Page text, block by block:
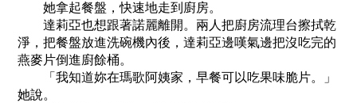
她拿起餐盤，快速地走到廚房。
達莉亞也想跟著諾麗離開。兩人把廚房流理台擦拭乾
淨，把餐盤放進洗碗機內後，達莉亞邊嘆氣邊把沒吃完的
燕麥片倒進廚餘桶。
「我知道妳在瑪歌阿姨家，早餐可以吃果味脆片。」
她說。